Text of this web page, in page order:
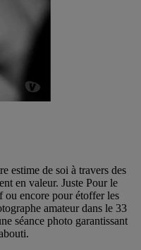
estime de soi à travers des
en valeur. Juste Pour le
ou encore pour étoffer les
amateur dans le 33
séance photo garantissant